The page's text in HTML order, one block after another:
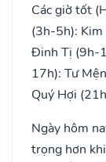
Các giờ tốt
(3h-5h): Kim
Đinh Tị (9h-
17h): Tư
Quý Hợi
Ngày hôm
trọng hơn